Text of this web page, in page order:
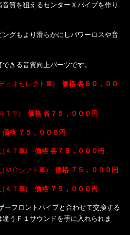
質を狙えるセンターＸパイプを作り
グもより滑らかにしパワーロスや音
きる音質向上パーツです。
ュオセレクト車) 価格 各８０，００
Ｔ車) 価格 各７５，０００円
価格 ７５，０００円
(ＡＴ車) 価格 各７５，０００円
(ＭＣシフト車) 価格 ７５，０００円
(ＡＴ車) 価格 ７５，０００円
フロントパイプと合わせて交換する
うＦ１サウンドを手に入れられま